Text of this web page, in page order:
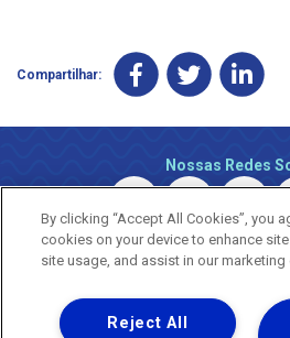
Compartilhar:
Nossas Redes
Uma empresa
By clicking “Accept All Cookies”, you
cookies on your device to enhance
site usage, and assist in our
Reject All